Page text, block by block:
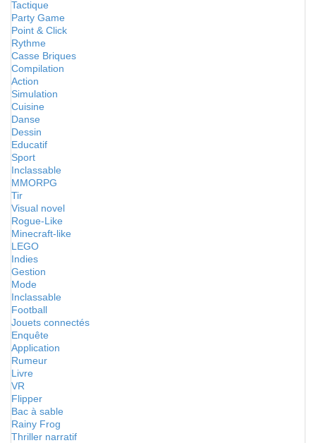
Tactique
Party Game
Point & Click
Rythme
Casse Briques
Compilation
Action
Simulation
Cuisine
Danse
Dessin
Educatif
Sport
Inclassable
MMORPG
Tir
Visual novel
Rogue-Like
Minecraft-like
LEGO
Indies
Gestion
Mode
Inclassable
Football
Jouets connectés
Enquête
Application
Rumeur
Livre
VR
Flipper
Bac à sable
Rainy Frog
Thriller narratif